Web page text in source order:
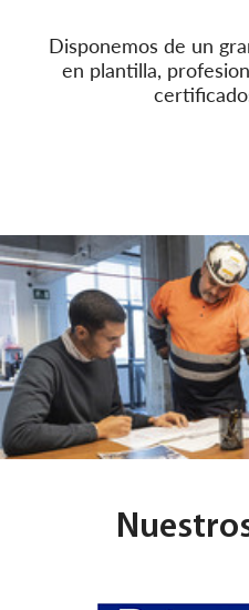
Disponemos de un
en plantilla,